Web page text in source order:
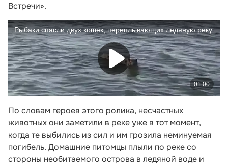
Встречи».
По словам героев этого ролика, несчастных
животных они заметили в реке уже в тот момент,
когда те выбились из сил и им грозила неминуемая
погибель. Домашние питомцы плыли по реке со
стороны необитаемого острова в ледяной воде и